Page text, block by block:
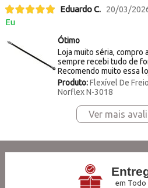
Eduardo C. 20/03/
Eu
Ótimo
Loja muito séria, compro
sempre recebi tudo de
Recomendo muito essa
Produto:Flexível De
Norflex N-3018
Ver mais
em Todo